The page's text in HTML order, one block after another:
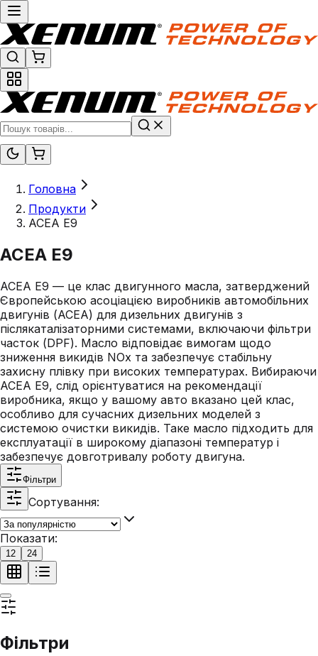
Головна
Продукти
ACEA E9
ACEA E9
ACEA E9 — це клас двигунного масла, затверджений
Європейською асоціацією виробників автомобільних
двигунів (ACEA) для дизельних двигунів з
післякаталізаторними системами, включаючи фільтри
часток (DPF). Масло відповідає вимогам щодо
зниження викидів NOx та забезпечує стабільну
захисну плівку при високих температурах. Вибираючи
ACEA E9, слід орієнтуватися на рекомендації
виробника, якщо у вашому авто вказано цей клас,
особливо для сучасних дизельних моделей з
системою очистки викидів. Таке масло підходить для
експлуатації в широкому діапазоні температур і
забезпечує довготривалу роботу двигуна.
Фільтри
Сортування:
Показати:
12 24
Фільтри